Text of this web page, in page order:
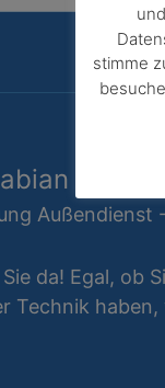
Außendienst
da! Egal, ob
Technik
stimme